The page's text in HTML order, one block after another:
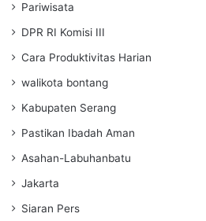
Pariwisata
DPR RI Komisi III
Cara Produktivitas Harian
walikota bontang
Kabupaten Serang
Pastikan Ibadah Aman
Asahan-Labuhanbatu
Jakarta
Siaran Pers